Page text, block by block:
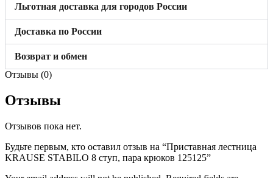
Льготная доставка для городов России
Доставка по России
Возврат и обмен
Отзывы (0)
Отзывы
Отзывов пока нет.
Будьте первым, кто оставил отзыв на “Приставная лестница
KRAUSE STABILO 8 ступ, пара крюков 125125”